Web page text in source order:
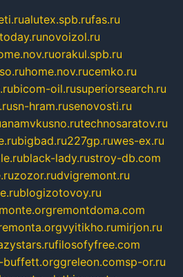
alutex.spb.rufas.ru
novoizol.ru
orakul.spb.ru
home.nov.rucemko.ru
bicom-oil.rusuperiorsearch.ru
sn-hram.rusenovosti.ru
anamvkusno.rutechnosaratov.ru
bigbad.ru227gp.ruwes-ex.ru
black-lady.rustroy-db.com
zozor.rudvigremont.ru
blogizotovoy.ru
remontdoma.com
vyitikho.rumirjon.ru
filosofyfree.com
buffett.orggreleon.comsp-or.ru